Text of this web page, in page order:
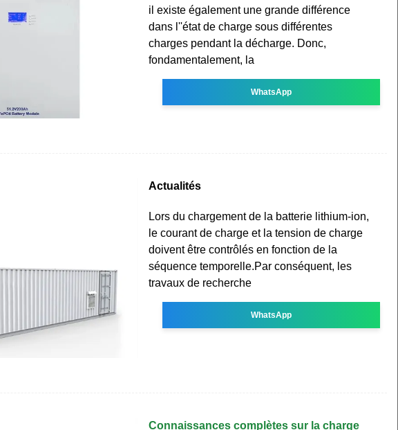
il existe également une grande différence
dans l''état de charge sous différentes
charges pendant la décharge. Donc,
fondamentalement, la
WhatsApp
Actualités
Lors du chargement de la batterie lithium-ion,
le courant de charge et la tension de charge
doivent être contrôlés en fonction de la
séquence temporelle.Par conséquent, les
travaux de recherche
WhatsApp
Connaissances complètes sur la charge